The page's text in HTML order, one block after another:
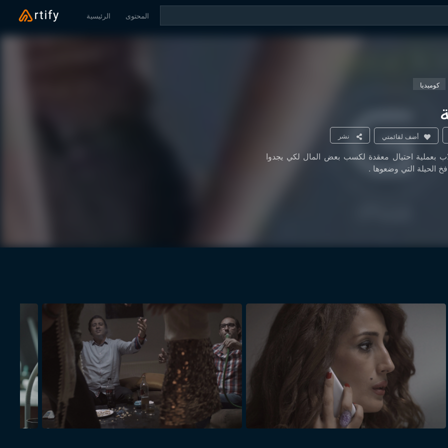
الرئيسية المحتوى
كوميديا
أضف لقائمتي نشر
بعملية احتيال معقدة لكسب بعض المال لكي يجدوا